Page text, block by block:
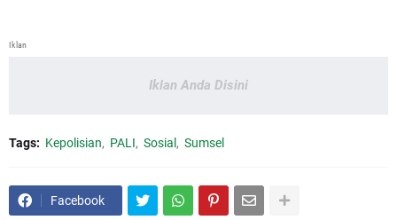
Iklan
Iklan Anda Disini
Tags: Kepolisian PALI Sosial Sumsel
Facebook